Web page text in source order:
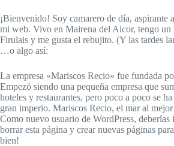
¡Bienvenido! Soy camarero de día, aspirante
mi web. Vivo en Mairena del Alcor, tengo un
Firulais y me gusta el rebujito. (Y las tardes
…o algo así:
La empresa «Mariscos Recio» fue fundada
Empezó siendo una pequeña empresa que
hoteles y restaurantes, pero poco a poco se
gran imperio. Mariscos Recio, el mar al
Como nuevo usuario de WordPress, deberías
borrar esta página y crear nuevas páginas
bien!